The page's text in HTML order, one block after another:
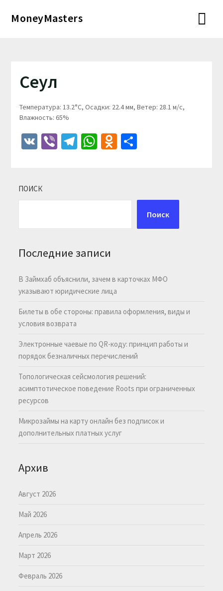
MoneyMasters
Сеул
Температура: 13.2°C, Осадки: 22.4 мм, Ветер: 28.1 м/с,
Влажность: 65%
VKViberTelegram
WhatsApp
Odnoklassniki
Отправить
ПОИСК
Поиск
Последние записи
В Займхаб объяснили, зачем в карточках МФО
указывают юридические лица
Билеты в обе стороны: правила оформления, виды и
условия возврата
Электронные чаевые по QR-коду: принцип работы и
порядок безналичных перечислений
Топологическая сейсмология решений:
асимптотическое поведение Roots при ограниченных
ресурсов
Микрозаймы на карту онлайн без подписок и
дополнительных платных услуг
Архив
Август 2026
Май 2026
Апрель 2026
Март 2026
Февраль 2026